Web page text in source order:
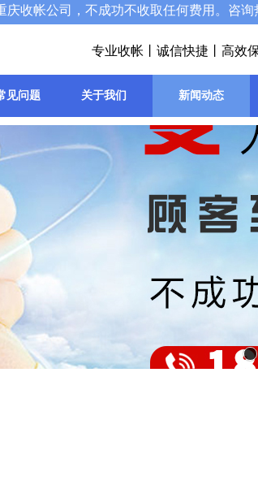
收帐公司，不成功不收取任何费用。咨询
专业收帐丨诚信快捷丨高效
见问题 关于我们 新闻动态